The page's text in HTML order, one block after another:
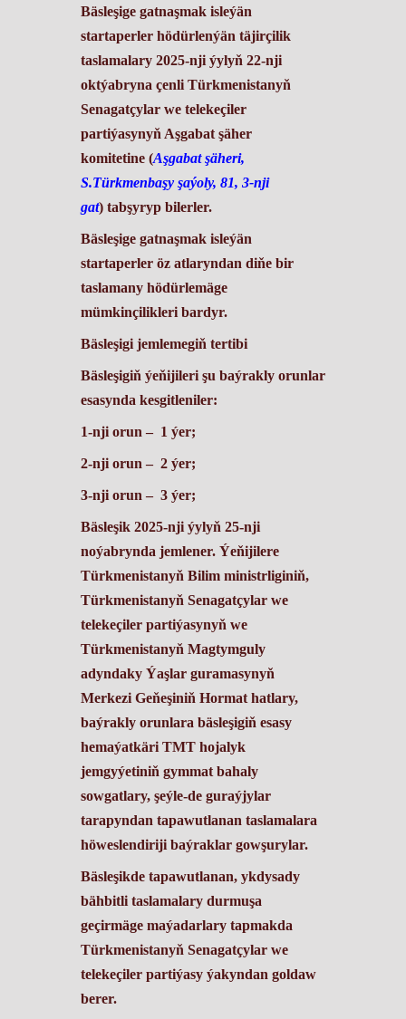
Bäsleşige gatnaşmak isleýän
startaperler hödürlenýän täjirçilik
taslamalary 2025-nji ýylyň 22-nji
oktýabryna çenli Türkmenistanyň
Senagatçylar we telekeçiler
partiýasynyň Aşgabat şäher
komitetine (Aşgabat şäheri,
S.Türkmenbaşy şaýoly, 81, 3-nji
gat) tabşyryp bilerler.
Bäsleşige gatnaşmak isleýän
startaperler öz atlaryndan diňe bir
taslamany hödürlemäge
mümkinçilikleri bardyr.
Bäsleşigi jemlemegiň tertibi
Bäsleşigiň ýeňijileri şu baýrakly orunlar
esasynda kesgitleniler:
1-nji orun – 1 ýer;
2-nji orun – 2 ýer;
3-nji orun – 3 ýer;
Bäsleşik 2025-nji ýylyň 25-nji
noýabrynda jemlener. Ýeňijilere
Türkmenistanyň Bilim ministrliginiň,
Türkmenistanyň Senagatçylar we
telekeçiler partiýasynyň we
Türkmenistanyň Magtymguly
adyndaky Ýaşlar guramasynyň
Merkezi Geňeşiniň Hormat hatlary,
baýrakly orunlara bäsleşigiň esasy
hemaýatkäri TMT hojalyk
jemgyýetiniň gymmat bahaly
sowgatlary, şeýle-de guraýjylar
tarapyndan tapawutlanan taslamalara
höweslendiriji baýraklar gowşurylar.
Bäsleşikde tapawutlanan, ykdysady
bähbitli taslamalary durmuşa
geçirmäge maýadarlary tapmakda
Türkmenistanyň Senagatçylar we
telekeçiler partiýasy ýakyndan goldaw
berer.